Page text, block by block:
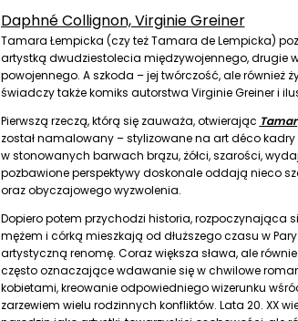
Daphné Collignon, Virginie Greiner
Tamara Łempicka (czy też Tamara de Lempicka)
artystką dwudziestolecia międzywojennego, drugie
powojennego. A szkoda – jej twórczość, ale również
świadczy także komiks autorstwa Virginie Greiner i
Pierwszą rzeczą, którą się zauważa, otwierając
został namalowany – stylizowane na art déco
w stonowanych barwach brązu, żółci, szarości,
pozbawione perspektywy doskonale oddają nieco
oraz obyczajowego wyzwolenia.
Dopiero potem przychodzi historia, rozpoczynająca
mężem i córką mieszkają od dłuższego czasu w
artystyczną renomę. Coraz większa sława, ale
często oznaczające wdawanie się w chwilowe
kobietami, kreowanie odpowiedniego wizerunku
zarzewiem wielu rodzinnych konfliktów. Lata 20. XX